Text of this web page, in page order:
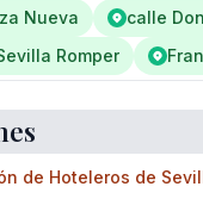
Nueva calle
Romper
de Hoteleros de